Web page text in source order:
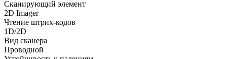
Сканирующий элемент
2D Imager
Чтение штрих-кодов
1D/2D
Вид сканера
Проводной